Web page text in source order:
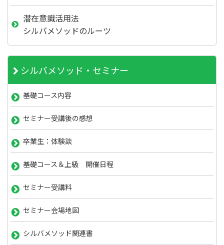
潜在意識活用法
シルバメソッドのルーツ
シルバメソッド・セミナー
基礎コース内容
セミナー受講後の感想
卒業生：体験談
基礎コース＆上級 開催日程
セミナー受講料
セミナー会場地図
シルバメソッド関連書